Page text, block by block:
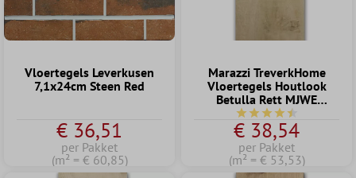
Vloertegels Leverkusen
7,1x24cm Steen Red
€ 36,51
per Pakket
(m² = € 60,85)
Marazzi TreverkHome
Vloertegels Houtlook
Betulla Rett MJWE
20x120cm
Gemiddelde
€ 38,54
per Pakket
(m² = € 53,53)